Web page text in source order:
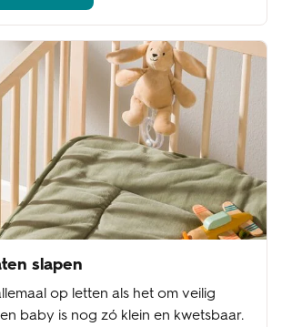
slapen
op letten als het om veilig
baby is nog zó klein en kwetsbaar.